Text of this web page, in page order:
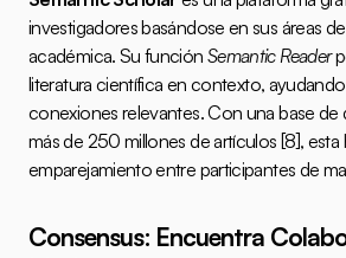
investigadores basándose en sus áreas
académica. Su función Semantic Reader
literatura científica en contexto,
conexiones relevantes. Con una base de
más de 250 millones de artículos [8], esta
emparejamiento entre participantes de
Consensus: Encuentra